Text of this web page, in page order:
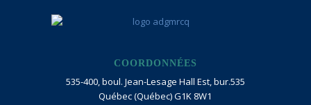
COORDONNÉES
535-400, boul. Jean-Lesage Hall Est, bur.535
Québec (Québec) G1K 8W1